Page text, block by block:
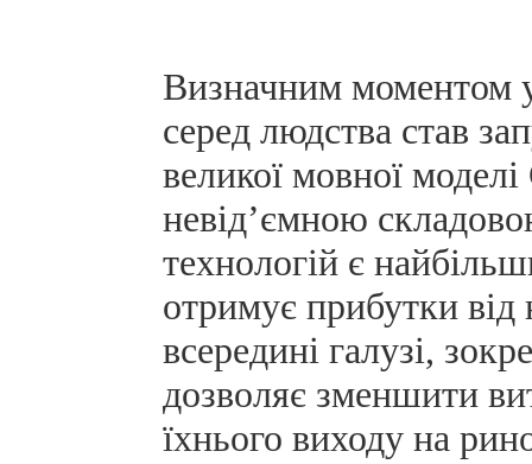
Визначним моментом
серед людства став
великої мовної
невід’ємною
технологій є
отримує прибутки від
всередині галузі,
дозволяє зменшити
їхнього виходу на